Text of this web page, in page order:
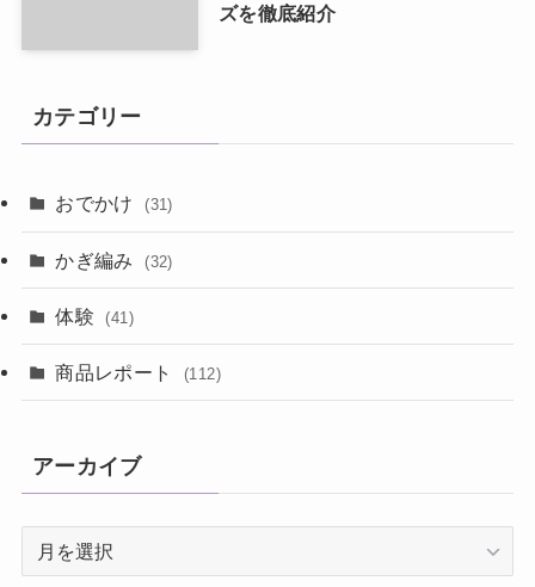
ズを徹底紹介
カテゴリー
おでかけ (31)
かぎ編み (32)
体験 (41)
商品レポート (112)
アーカイブ